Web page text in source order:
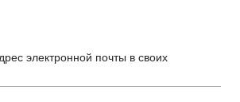
электронной почты в своих